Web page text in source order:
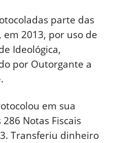
parte das
em 2013, por uso de
Ideológica,
por Outorgante a
em sua
Notas Fiscais
Transferiu dinheiro